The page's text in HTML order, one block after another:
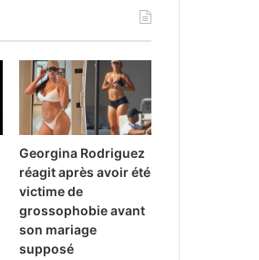
Georgina Rodriguez
réagit après avoir été
victime de
grossophobie avant
son mariage
supposé